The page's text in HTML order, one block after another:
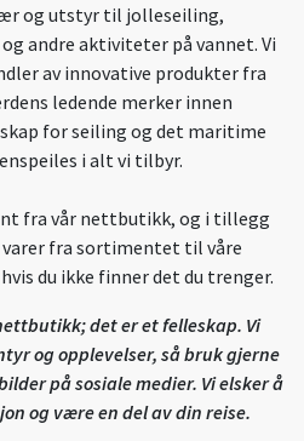
og utstyr til jolleseiling,
andre aktiviteter på vannet. Vi
av innovative produkter fra
ledende merker innen
for seiling og det maritime
i alt vi tilbyr.
fra vår nettbutikk, og i tillegg
varer fra sortimentet til våre
du ikke finner det du trenger.
det er et felleskap. Vi
og opplevelser, så bruk gjerne
på sosiale medier. Vi elsker å
og være en del av din reise.